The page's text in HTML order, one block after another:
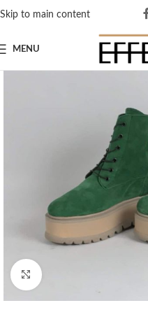
Skip to main content
MENU
Click to enlarge